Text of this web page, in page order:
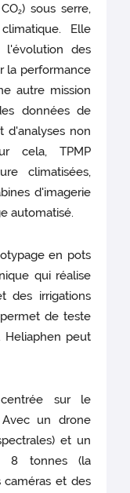
2) sous serre,
Elle
l'évolution des
la performance
autre mission
données de
d'analyses non
cela, TPMP
climatisées,
d'imagerie
automatisé.
en pots
qui réalise
des irrigations
de teste
Heliaphen peut
sur le
un drone
et un
8 tonnes (la
caméras et des